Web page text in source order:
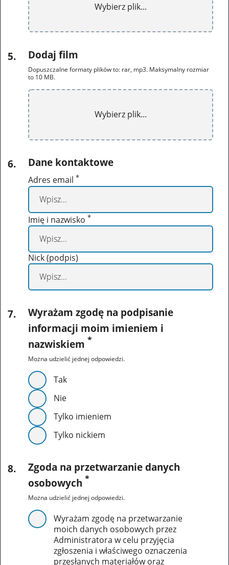
Wybierz plik...
5. Dodaj film
Dopuszczalne formaty plików to: rar, mp3. Maksymalny rozmiar
to 10 MB.
Wybierz plik...
6. Dane kontaktowe
Adres email *
Imię i nazwisko *
Nick (podpis)
7.
Wyrażam zgodę na podpisanie
informacji moim imieniem i
nazwiskiem *
Można udzielić jednej odpowiedzi.
Tak
Nie
Tylko imieniem
Tylko nickiem
8.
Zgoda na przetwarzanie danych
osobowych *
Można udzielić jednej odpowiedzi.
Wyrażam zgodę na przetwarzanie
moich danych osobowych przez
Administratora w celu przyjęcia
zgłoszenia i właściwego oznaczenia
przesłanych materiałów oraz